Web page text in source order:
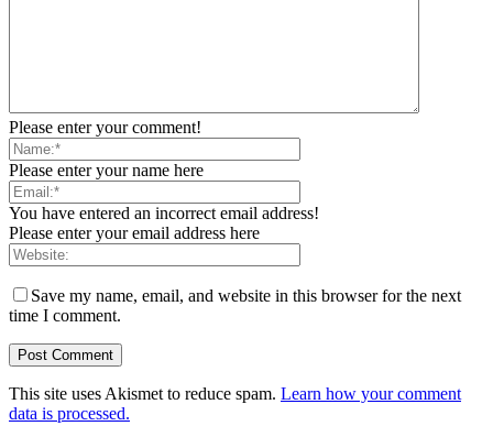
Please enter your comment!
Please enter your name here
You have entered an incorrect email address!
Please enter your email address here
Save my name, email, and website in this browser for the next
time I comment.
This site uses Akismet to reduce spam. Learn how your comment
data is processed.